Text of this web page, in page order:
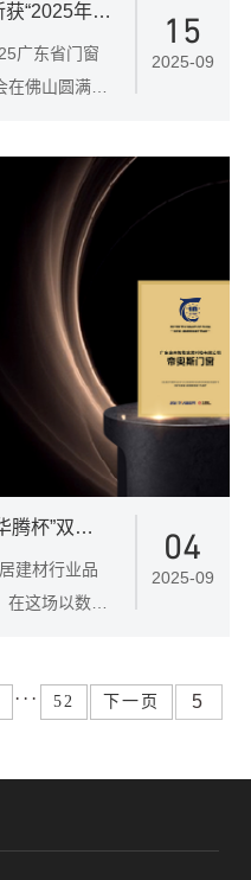
15
2025-09
荣誉加冕！帝奥斯门窗实力斩获“2025年度中国门窗企业一线品牌”称号！
广东省门窗
在佛山圆满落
实力、扎实的
了评委会与市
中国门窗企
04
2025-09
荣耀登榜！帝奥斯门窗斩获“华腾杯”双项大奖，以实力定义行业新标杆
建材行业品
这场以数据
影响力十大
··· 52 下一页